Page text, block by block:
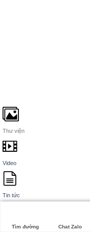
Thư viện
Video
Tin tức
Đánh giá
Tìm đường Chat Zalo